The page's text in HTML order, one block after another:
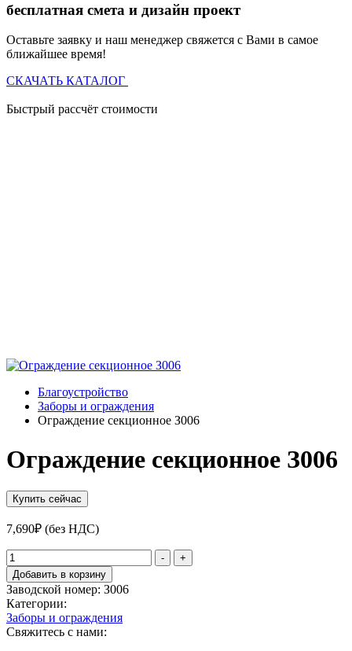
бесплатная смета и дизайн проект
Оставьте заявку и наш менеджер свяжется с Вами в самое
ближайшее время!
СКАЧАТЬ КАТАЛОГ
Быстрый рассчёт стоимости
Благоустройство
Заборы и ограждения
Ограждение секционное З006
Ограждение секционное З006
Купить сейчас
7,690₽ (без НДС)
Количество
товара
Ограждение
секционное
З006
-
+
Добавить в корзину
Заводской номер: З006
Категории:
Заборы и ограждения
Свяжитесь с нами: